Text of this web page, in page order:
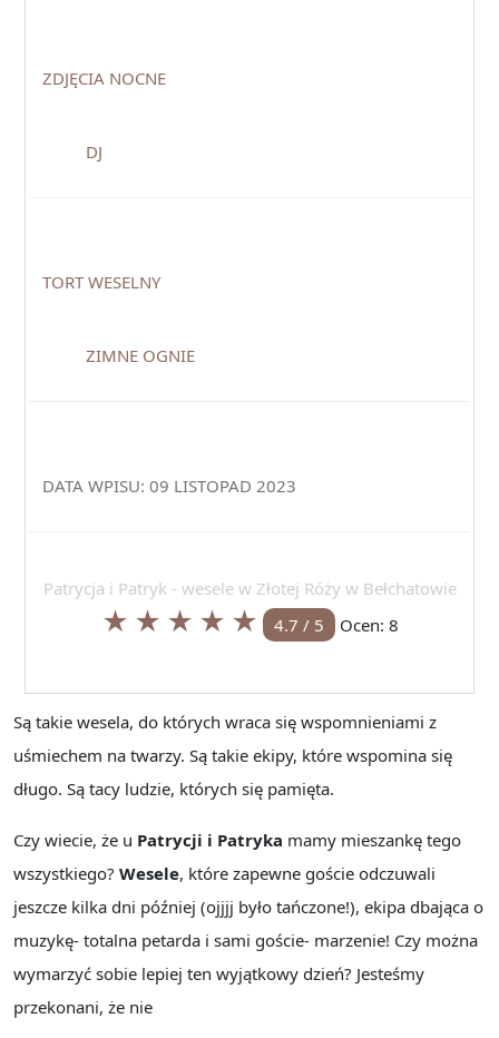
ZDJĘCIA NOCNE
DJ
TORT WESELNY
ZIMNE OGNIE
DATA WPISU: 09 LISTOPAD 2023
Patrycja i Patryk - wesele w Złotej Róży w Bełchatowie
★ ★ ★ ★ ★ 4.7 / 5 Ocen: 8
Są takie wesela, do których wraca się wspomnieniami z
uśmiechem na twarzy. Są takie ekipy, które wspomina się
długo. Są tacy ludzie, których się pamięta.
Czy wiecie, że u Patrycji i Patryka mamy mieszankę tego
wszystkiego? Wesele, które zapewne goście odczuwali
jeszcze kilka dni później (ojjjj było tańczone!), ekipa dbająca o
muzykę- totalna petarda i sami goście- marzenie! Czy można
wymarzyć sobie lepiej ten wyjątkowy dzień? Jesteśmy
przekonani, że nie